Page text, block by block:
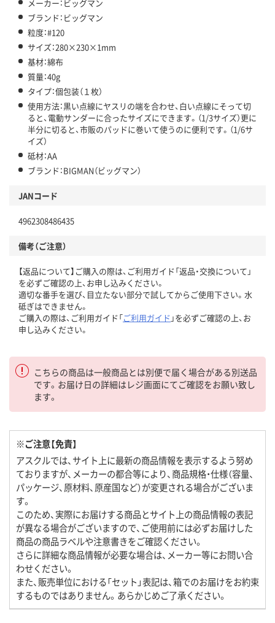
メーカー：ビッグマン
ブランド：ビッグマン
粒度：#120
サイズ：280×230×1mm
基材：綿布
質量：40g
タイプ：個包装（１枚）
使用方法：黒い点線にヤスリの端を合わせ、白い点線にそって切
ると、電動サンダーに合ったサイズにできます。（1/3サイズ）更に
半分に切ると、市販のパッドに巻いて使うのに便利です。（1/6サ
イズ）
砥材：AA
ブランド：BIGMAN（ビッグマン）
JANコード
4962308486435
備考（ご注意）
【返品について】ご購入の際は、ご利用ガイド「返品・交換について」
を必ずご確認の上、お申し込みください。
適切な番手を選び、目立たない部分で試してからご使用下さい。水
砥ぎはできません。
ご購入の際は、ご利用ガイド「ご利用ガイド 」を必ずご確認の上、お
申し込みください。
こちらの商品は一般商品とは別便で届く場合がある別送品
です。お届け日の詳細はレジ画面にてご確認をお願い致し
ます。
※ご注意【免責】
アスクルでは、サイト上に最新の商品情報を表示するよう努め
ておりますが、メーカーの都合等により、商品規格・仕様（容量、
パッケージ、原材料、原産国など）が変更される場合がございま
す。
このため、実際にお届けする商品とサイト上の商品情報の表記
が異なる場合がございますので、ご使用前には必ずお届けした
商品の商品ラベルや注意書きをご確認ください。
さらに詳細な商品情報が必要な場合は、メーカー等にお問い合
わせください。
また、販売単位における「セット」表記は、箱でのお届けをお約束
するものではありません。あらかじめご了承ください。